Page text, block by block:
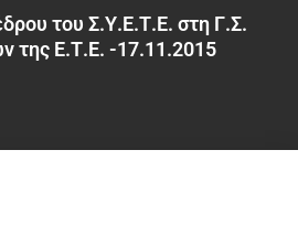
του Σ.Υ.Ε.Τ.Ε. στη Γ.Σ.
της Ε.Τ.Ε. -17.11.2015